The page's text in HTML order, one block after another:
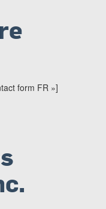
form FR »]